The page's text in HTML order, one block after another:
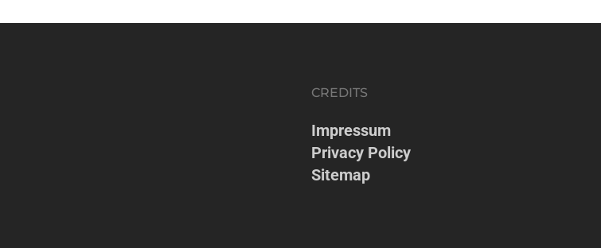
CREDITS
Impressum
Privacy Policy
Sitemap